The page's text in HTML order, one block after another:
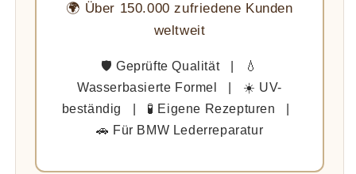
🌍 Über 150.000 zufriedene Kunden
weltweit
🛡️ Geprüfte Qualität | 💧
Wasserbasierte Formel | ☀️ UV-
beständig | 🧪 Eigene Rezepturen |
🚗 Für BMW Lederreparatur